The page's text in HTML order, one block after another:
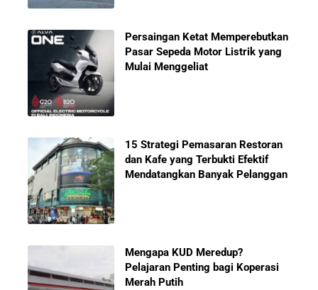
Persaingan Ketat Memperebutkan
Pasar Sepeda Motor Listrik yang
Mulai Menggeliat
15 Strategi Pemasaran Restoran
dan Kafe yang Terbukti Efektif
Mendatangkan Banyak Pelanggan
Mengapa KUD Meredup?
Pelajaran Penting bagi Koperasi
Merah Putih